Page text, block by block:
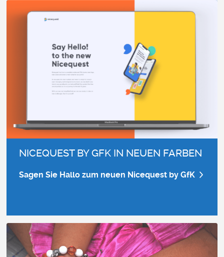
NICEQUEST BY GFK IN NEUEN FARBEN
Sagen Sie Hallo zum neuen Nicequest by GfK